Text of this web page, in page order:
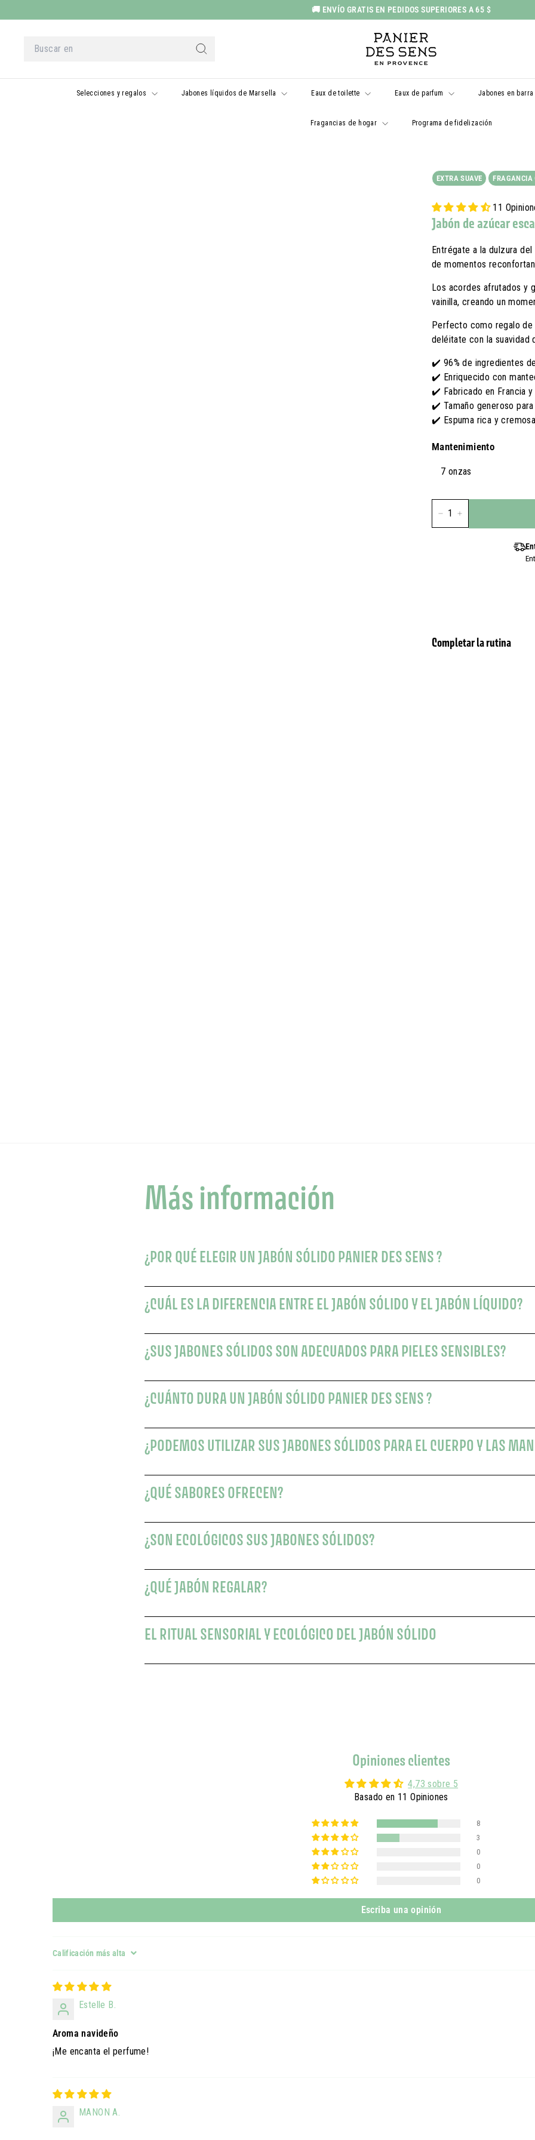
al
Pausar
presentación
🚚 ENVÍO GRATIS EN PEDIDOS SUPERIORES A 65 $
Buscar
en
P
a
n
Selecciones y regalos Jabones líquidos de Marsella Eaux de toilette Eaux de parfum Jabones en barra
Fragancias de hogar Programa de fidelización
EXTRA SUAVE FRAGANCIA
11
Jabón de azúcar
Entrégate a la dulzura
de momentos
Los acordes afrutados y
vainilla, creando un
Perfecto como regalo de
deléitate con la suavidad
✔️ 96% de ingredientes
✔️ Enriquecido con
✔️ Fabricado en Francia y
✔️ Tamaño generoso
✔️ Espuma rica y
Mantenimiento
7 onzas
Completar la rutina
Más información
¿POR QUÉ ELEGIR UN JABÓN SÓLIDO PANIER DES SENS ?
¿CUÁL ES LA DIFERENCIA ENTRE EL JABÓN SÓLIDO Y EL JABÓN LÍQUIDO?
¿SUS JABONES SÓLIDOS SON ADECUADOS PARA PIELES SENSIBLES?
¿CUÁNTO DURA UN JABÓN SÓLIDO PANIER DES SENS ?
¿PODEMOS UTILIZAR SUS JABONES SÓLIDOS PARA EL CUERPO Y LAS
¿QUÉ SABORES OFRECEN?
¿SON ECOLÓGICOS SUS JABONES SÓLIDOS?
¿QUÉ JABÓN REGALAR?
EL RITUAL SENSORIAL Y ECOLÓGICO DEL JABÓN SÓLIDO
Opiniones clientes
4,73 sobre 5
Basado en 11 Opiniones
8
3
0
0
0
Escriba una opinión
Sort by
Estelle B.
Aroma navideño
¡Me encanta el perfume!
MANON A.